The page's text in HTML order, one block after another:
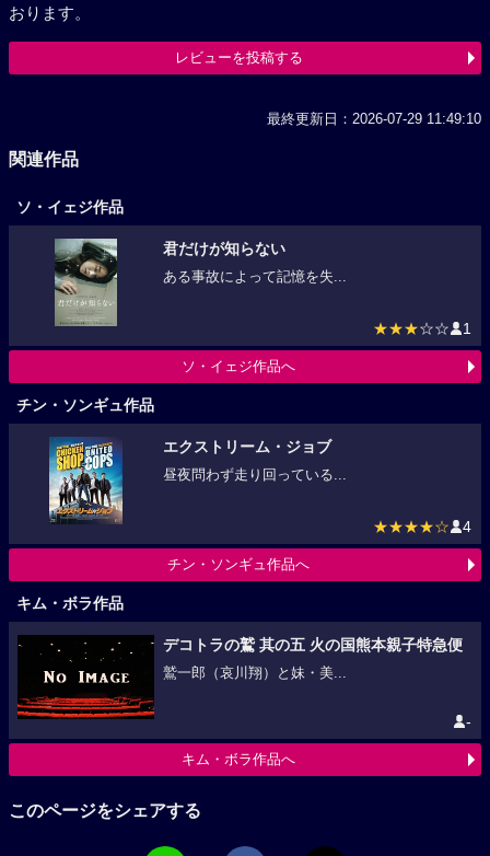
おります。
レビューを投稿する
最終更新日：2026-07-29 11:49:10
関連作品
ソ・イェジ作品
君だけが知らない
ある事故によって記憶を失...
★★★☆☆ 1
ソ・イェジ作品へ
チン・ソンギュ作品
エクストリーム・ジョブ
昼夜問わず走り回っている...
★★★★☆ 4
チン・ソンギュ作品へ
キム・ボラ作品
デコトラの鷲 其の五 火の国熊本親子特急便
鷲一郎（哀川翔）と妹・美...
-
キム・ボラ作品へ
このページをシェアする